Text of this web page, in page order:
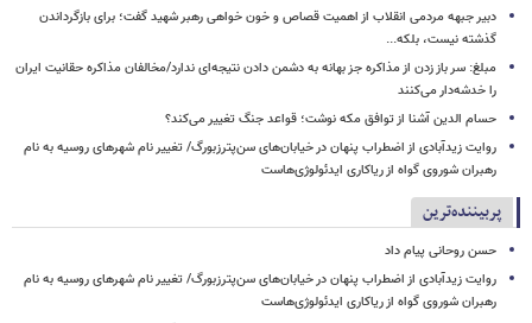
دبیر جبهه مردمی انقلاب از اهمیت قصاص و خون خواهی رهبر شهید گفت؛ برای بازگرداندن
گذشته نیست، بلکه...
مبلغ: سر باز زدن از مذاکره‌ جز بهانه به دشمن دادن نتیجه‌ای ندارد/مخالفان مذاکره حقانیت ایران
را خدشه‌دار می‌کنند
حسام الدین آشنا از توافق مکه نوشت؛ قواعد جنگ تغییر می‌کند؟
روایت زیدآبادی از اضطراب پنهان در خیابان‌های سن‌پترزبورگ/ تغییر نام شهرهای روسیه به نام
رهبران شوروی گواه از ریاکاری ایدئولوژی‌هاست
پربیننده‌ترین
حسن روحانی پیام داد
روایت زیدآبادی از اضطراب پنهان در خیابان‌های سن‌پترزبورگ/ تغییر نام شهرهای روسیه به نام
رهبران شوروی گواه از ریاکاری ایدئولوژی‌هاست